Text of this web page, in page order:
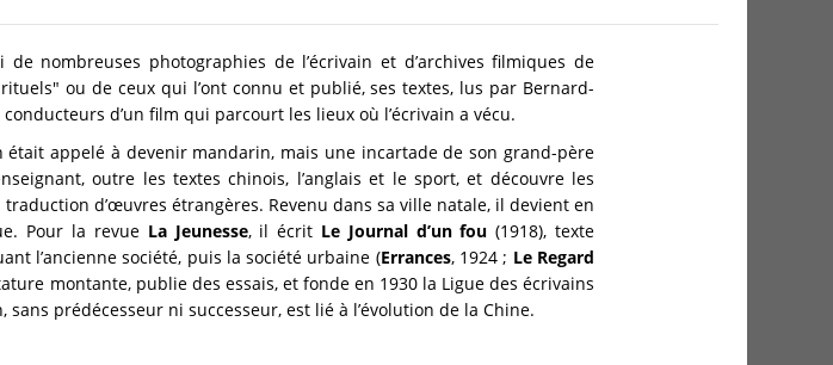
nombreuses photographies de l’écrivain et d’archives filmiques de
ou de ceux qui l’ont connu et publié, ses textes, lus par Bernard-
d’un film qui parcourt les lieux où l’écrivain a vécu.
appelé à devenir mandarin, mais une incartade de son grand-père
outre les textes chinois, l’anglais et le sport, et découvre les
d’œuvres étrangères. Revenu dans sa ville natale, il devient en
Pour la revue La Jeunesse, il écrit Le Journal d’un fou (1918), texte
l’ancienne société, puis la société urbaine (Errances, 1924 ; Le Regard
montante, publie des essais, et fonde en 1930 la Ligue des écrivains
prédécesseur ni successeur, est lié à l’évolution de la Chine.